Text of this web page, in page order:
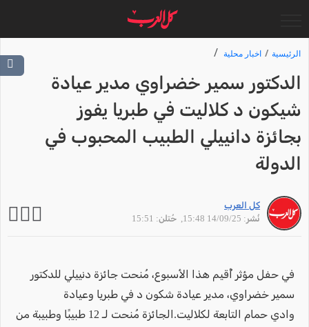
الرئيسية اخبار محلية
الدكتور سمير خضراوي مدير عيادة
شيكون د كلاليت في طبريا يفوز
بجائزة دانييلي الطبيب المحبوب في
الدولة
كل العرب
نُشر: 14/09/25 15:48
, حُتلن: 15:51
في حفل مؤثر أُقيم هذا الأسبوع، مُنحت جائزة دنييلي للدكتور
سمير خضراوي، مدير عيادة شكون د في طبريا وعيادة
وادي حمام التابعة لكلاليت.الجائزة مُنحت لـ 12 طبيبًا وطبيبة من